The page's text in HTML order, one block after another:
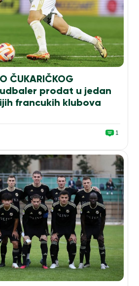
ČUKARIČKOG
prodat u jedan
francukih klubova
1